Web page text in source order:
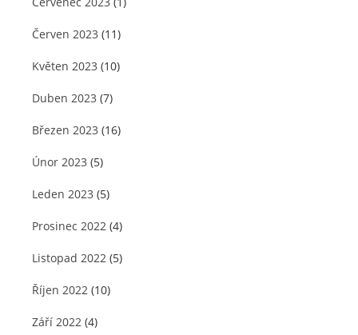
Červen 2023 (11)
Květen 2023 (10)
Duben 2023 (7)
Březen 2023 (16)
Únor 2023 (5)
Leden 2023 (5)
Prosinec 2022 (4)
Listopad 2022 (5)
Říjen 2022 (10)
Září 2022 (4)